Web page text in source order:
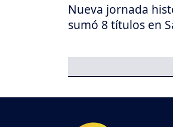
Nueva jornada
sumó 8 títulos en